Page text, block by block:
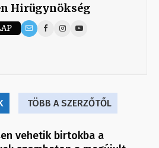
Hirügynökség
TÖBB A SZERZŐTŐL
vehetik birtokba a